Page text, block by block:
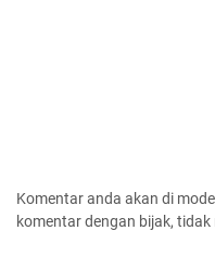
Komentar anda akan di
komentar dengan bijak,